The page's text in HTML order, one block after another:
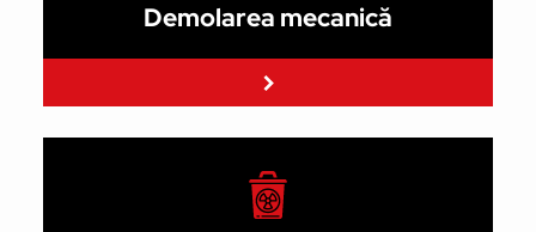
Citeste mai mult
Demolarea mecanică